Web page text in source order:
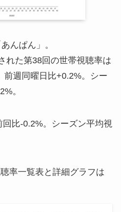
んぱん」。
れた第38回の世帯視聴率は
前週同曜日比+0.2%。シー
。
比-0.2%。シーズン平均視
率一覧表と詳細グラフは